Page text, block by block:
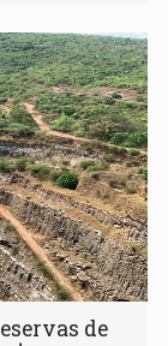
até 1º de
de